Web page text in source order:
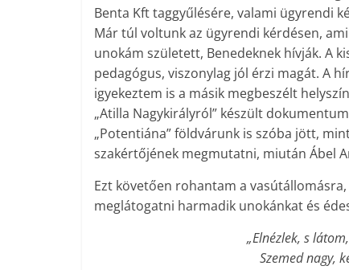
Benta Kft taggyűlésére, valami ügyrendi
Már túl voltunk az ügyrendi kérdésen,
unokám született, Benedeknek hívják. A
pedagógus, viszonylag jól érzi magát. A
igyekeztem is a másik megbeszélt
„Atilla Nagykirályról” készült
„Potentiána” földvárunk is szóba jött,
szakértőjének megmutatni, miután Ábel
Ezt követően rohantam a
meglátogatni harmadik unokánkat és
„Elnézlek, s
Szemed nagy,